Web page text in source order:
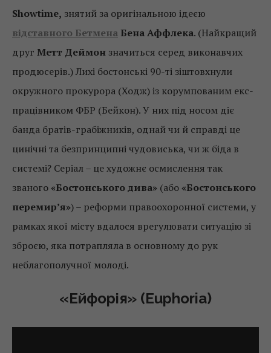
Showtime, знятий за оригінальною ідеєю
відставного Бетмена Бена Аффлека. (Найкращий
друг Метт Деймон значиться серед виконавчих
продюсерів.) Лихі бостонські 90-ті зіштовхнули
окружного прокурора (Ходж) із корумпованим екс-
працівником ФБР (Бейкон). У них під носом діє
банда братів-грабіжників, однай чи й справді це
цинічні та безпринципні чудовиська, чи ж біда в
системі? Серіал – це художнє осмислення так
званого «Бостонського дива» (або «Бостонського
перемир’я») – реформи правоохоронної системи, у
рамках якої місту вдалося врегулювати ситуацію зі
зброєю, яка потрапляла в основному до рук
неблагополучної молоді.
«Ейфорія» (Euphoria)